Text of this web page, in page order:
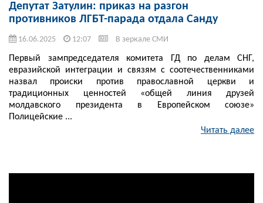
Депутат Затулин: приказ на разгон
противников ЛГБТ-парада отдала Санду
16.06.2025 12:07 В зеркале СМИ
Первый зампредседателя комитета ГД по делам СНГ,
евразийской интеграции и связям с соотечественниками
назвал происки против православной церкви и
традиционных ценностей «общей линия друзей
молдавского президента в Европейском союзе»
Полицейские ...
Читать далее